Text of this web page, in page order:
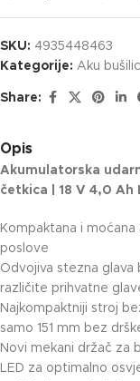
SKU: 4935448463
Kategorije: Aku
Share:
Opis
Akumulatorska
četkica | 18 V 4,0 Ah
Kompaktana i moćana
poslove
Odvojiva stezna glava
različite prihvatne
Najkompaktniji stroj
samo 151 mm bez
Novi mekani držač za
LED za optimalno